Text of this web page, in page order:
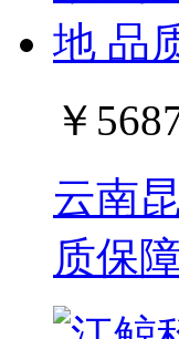
￥
云南
质保